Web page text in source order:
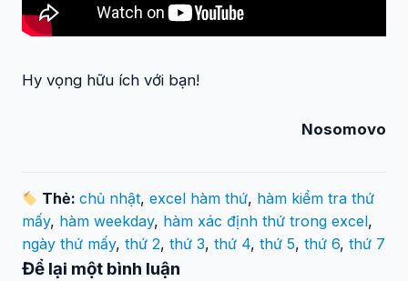
Hy vọng hữu ích với bạn!
Nosomovo
Thẻ:chủ nhật,excel hàm thứ, hàm kiểm tra thứ
mấy, hàm weekday, hàm xác định thứ trong excel,
ngày thứ mấy, thứ 2, thứ 3, thứ 4, thứ 5, thứ 6, thứ 7
Để lại một bình luận